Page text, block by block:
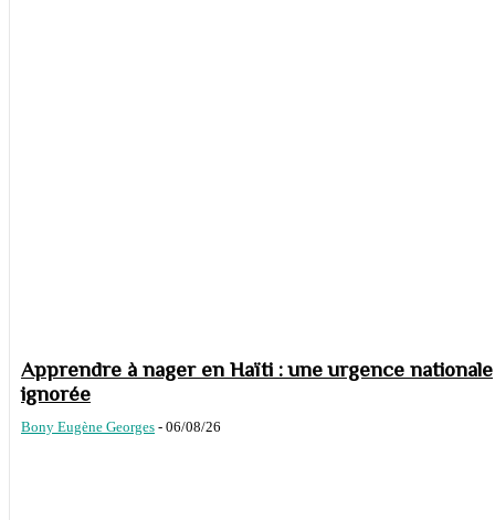
Apprendre à nager en Haïti : une urgence nationale
ignorée
Bony Eugène Georges - 06/08/26